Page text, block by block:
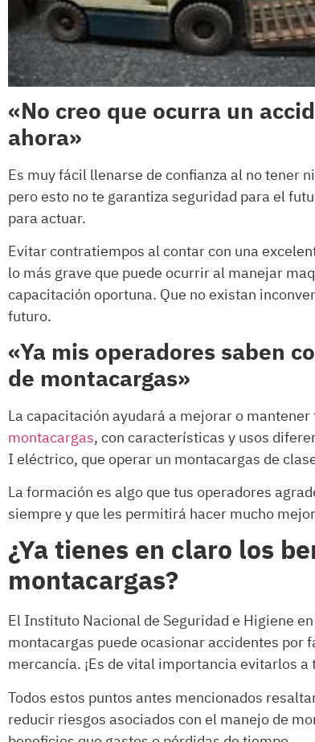
«No creo que ocurra un
ahora»
Es muy fácil llenarse de confianza al no tener
pero esto no te garantiza seguridad para el
para actuar.
Evitar contratiempos al contar con una
lo más grave que puede ocurrir al manejar
capacitación oportuna. Que no existan
futuro.
«Ya mis operadores saben
de montacargas»
La capacitación ayudará a mejorar o
montacargas, con características y usos
I eléctrico, que operar un montacargas de
La formación es algo que tus operadores
siempre y que les permitirá hacer mucho
¿Ya tienes en claro los
montacargas?
El Instituto Nacional de Seguridad e Higiene
montacargas puede ocasionar accidentes por
mercancía. ¡Es de vital importancia evitarlos a
Todos estos puntos antes mencionados
reducir riesgos asociados con el manejo de